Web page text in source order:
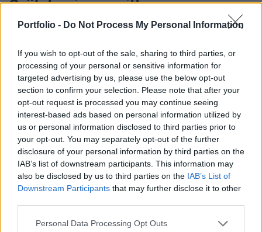
Portfolio - Do Not Process My Personal Information
If you wish to opt-out of the sale, sharing to third parties, or
processing of your personal or sensitive information for
targeted advertising by us, please use the below opt-out
section to confirm your selection. Please note that after your
opt-out request is processed you may continue seeing
interest-based ads based on personal information utilized by
us or personal information disclosed to third parties prior to
your opt-out. You may separately opt-out of the further
disclosure of your personal information by third parties on the
IAB’s list of downstream participants. This information may
also be disclosed by us to third parties on the IAB’s List of
Downstream Participants that may further disclose it to other
Personal Data Processing Opt Outs
Őrület, mi megy itt a magyar
tőzsdén!
Nagy Viktor
2017. június 14. 12:40
Új csúcsra ment a magyar tőzsde. Már megint.
Jóval magasabban áll most, mint a 2008-as válság
előtt, miközben az OTP, a Mol vagy a Magyar
Telekom részvényeivel még jóval a korábbi
csúcsok alatt kereskednek. Mi történik itt?
BUX: új csúcs, OTP, Mol, Telekom: nem új csúcsA magyar
egyik legjobb tőzsdéje a magyar. Sokan kételkedtek abban,